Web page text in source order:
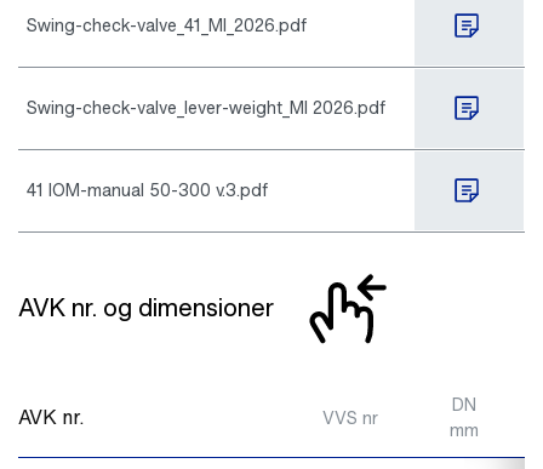
Swing-check-valve_41_MI_2026.pdf
Swing-check-valve_lever-weight_MI 2026.pdf
41 IOM-manual 50-300 v.3.pdf
AVK nr. og dimensioner
AVK nr. VVS nr
DN
mm